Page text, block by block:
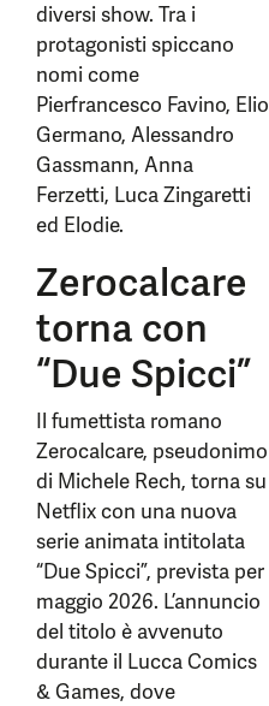
diversi show. Tra i
protagonisti spiccano
nomi come
Pierfrancesco Favino, Elio
Germano, Alessandro
Gassmann, Anna
Ferzetti, Luca Zingaretti
ed Elodie.
Zerocalcare
torna con
“Due Spicci”
Il fumettista romano
Zerocalcare, pseudonimo
di Michele Rech, torna su
Netflix con una nuova
serie animata intitolata
“Due Spicci”, prevista per
maggio 2026. L’annuncio
del titolo è avvenuto
durante il Lucca Comics
& Games, dove